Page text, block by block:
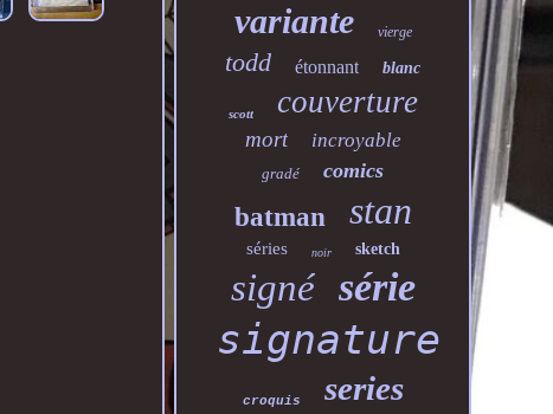
variante vierge
todd étonnant blanc
scott couverture
mort incroyable
gradé comics
batman stan
séries noir sketch
signé série
signature
croquis series